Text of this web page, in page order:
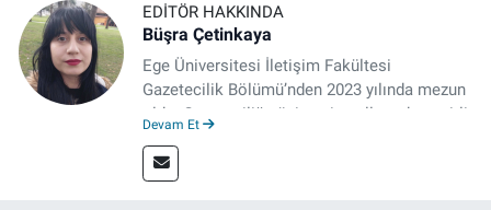
EDITÖR HAKKINDA
Büşra Çetinkaya
Ege Üniversitesi İletişim Fakültesi
Gazetecilik Bölümü’nden 2023 yılında mezun
oldu. Gazeteciliğe üniversite yıllarında çeşitli
Meslek hayatına 2023'te İzmir'de başlayan
gazeteci, halen izgazete.net’te editör olarak
Devam Et